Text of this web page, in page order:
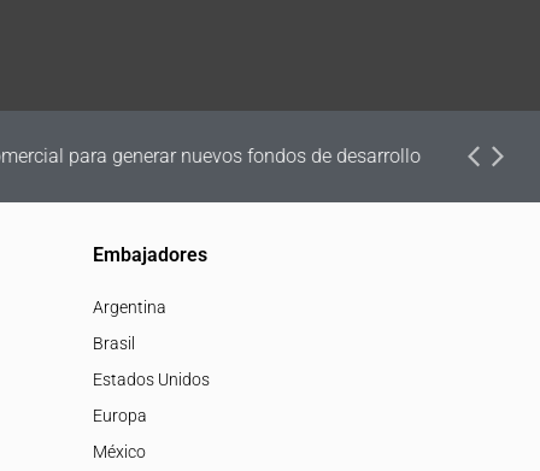
de desarrollo
Embajadores
Argentina
Brasil
Estados Unidos
Europa
México